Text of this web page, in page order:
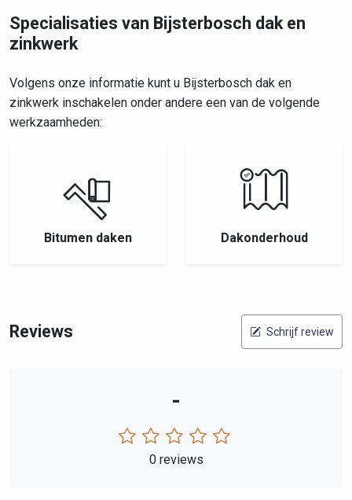
Specialisaties van Bijsterbosch dak en
zinkwerk
Volgens onze informatie kunt u Bijsterbosch dak en
zinkwerk inschakelen onder andere een van de volgende
werkzaamheden:
Bitumen daken Dakonderhoud
Reviews Schrijf review
-
0 reviews